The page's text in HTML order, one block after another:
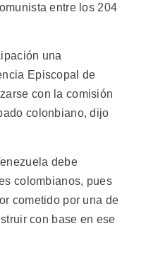
entre los 204
una
Episcopal de
con la comisión
colonbiano, dijo
debe
colombianos, pues
cometido por una de
con base en ese